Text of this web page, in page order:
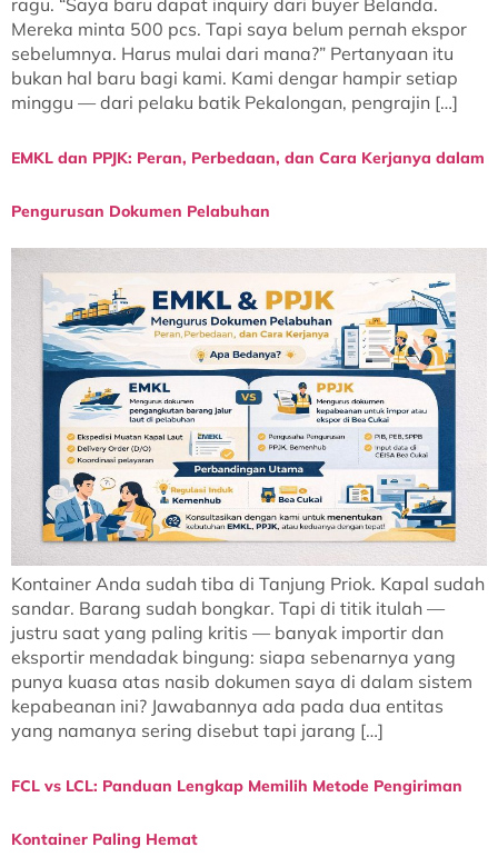
ragu. “Saya baru dapat inquiry dari buyer Belanda.
Mereka minta 500 pcs. Tapi saya belum pernah ekspor
sebelumnya. Harus mulai dari mana?” Pertanyaan itu
bukan hal baru bagi kami. Kami dengar hampir setiap
minggu — dari pelaku batik Pekalongan, pengrajin […]
EMKL dan PPJK: Peran, Perbedaan, dan Cara Kerjanya dalam
Pengurusan Dokumen Pelabuhan
Kontainer Anda sudah tiba di Tanjung Priok. Kapal sudah
sandar. Barang sudah bongkar. Tapi di titik itulah —
justru saat yang paling kritis — banyak importir dan
eksportir mendadak bingung: siapa sebenarnya yang
punya kuasa atas nasib dokumen saya di dalam sistem
kepabeanan ini? Jawabannya ada pada dua entitas
yang namanya sering disebut tapi jarang […]
FCL vs LCL: Panduan Lengkap Memilih Metode Pengiriman
Kontainer Paling Hemat